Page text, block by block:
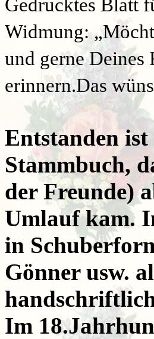
Gedrucktes Blatt
Widmung:
und gerne Deines
erinnern.Das
Entstanden ist
Stammbuch,
der Freunde)
Umlauf kam.
in
Gönner usw.
Im